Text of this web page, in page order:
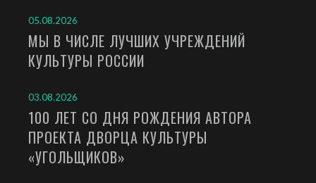
05.08.2026
МЫ В ЧИСЛЕ ЛУЧШИХ УЧРЕЖДЕНИЙ
КУЛЬТУРЫ РОССИИ
03.08.2026
100 ЛЕТ СО ДНЯ РОЖДЕНИЯ АВТОРА
ПРОЕКТА ДВОРЦА КУЛЬТУРЫ
«УГОЛЬЩИКОВ»